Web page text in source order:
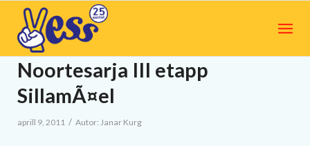
Noortesarja III etapp
SillamÃ¤el
aprill 9, 2011 / Autor: Janar Kurg